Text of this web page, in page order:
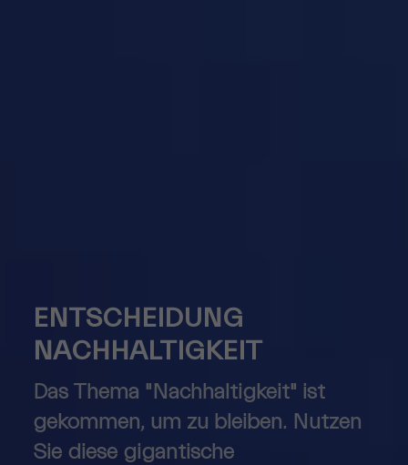
ENTSCHEIDUNG
NACHHALTIGKEIT
Das Thema "Nachhaltigkeit" ist
gekommen, um zu bleiben. Nutzen
Sie diese gigantische